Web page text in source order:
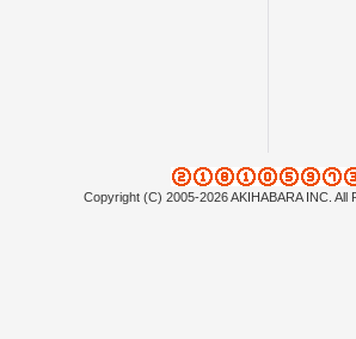
Copyright (C) 2005-2026 AKIHABARA INC. All